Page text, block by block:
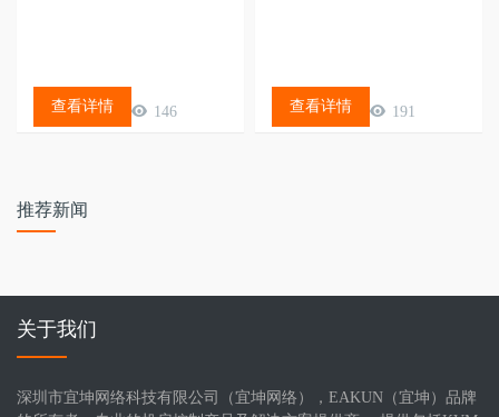
146
查看详情 191
查看详情
推荐新闻
关于我们
深圳市宜坤网络科技有限公司（宜坤网络），EAKUN（宜坤）品牌